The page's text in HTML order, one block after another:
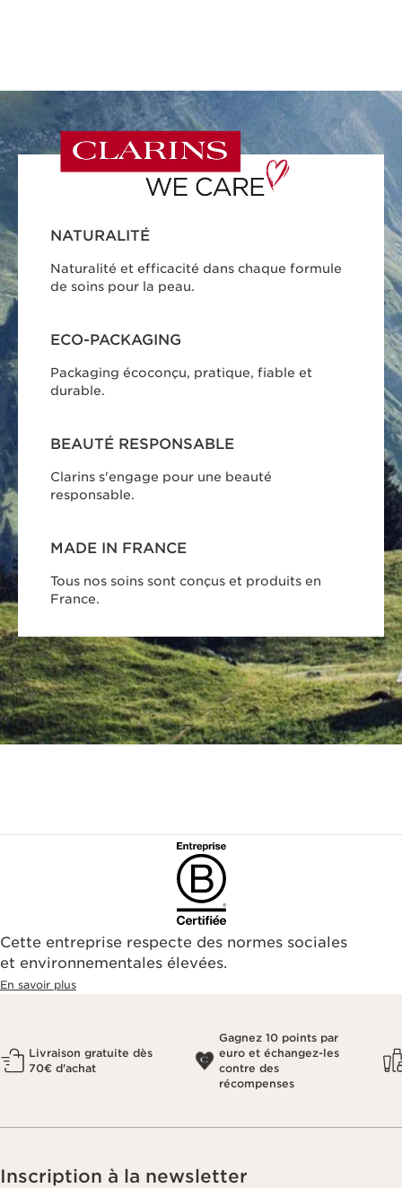
NATURALITÉ
Naturalité et efficacité dans chaque formule
de soins pour la peau.
ECO-PACKAGING
Packaging écoconçu, pratique, fiable et
durable.
BEAUTÉ RESPONSABLE
Clarins s'engage pour une beauté
responsable.
MADE IN FRANCE
Tous nos soins sont conçus et produits en
France.
Cette entreprise respecte des normes sociales
et environnementales élevées.
En savoir plus
Livraison gratuite dès
70€ d'achat
Gagnez 10 points par
euro et échangez-les
contre des
récompenses
Inscription à la newsletter